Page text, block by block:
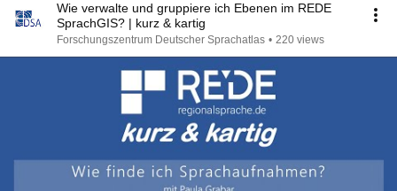
Wie verwalte und gruppiere ich Ebenen im REDE
SprachGIS? | kurz & kartig
Forschungszentrum Deutscher Sprachatlas • 220 views